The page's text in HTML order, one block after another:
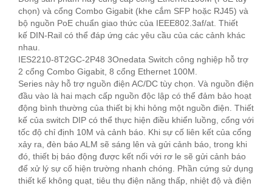
chọn) và cổng Combo Gigabit (khe cắm SFP hoặc RJ45) và
bộ nguồn PoE chuẩn giao thức của IEEE802.3af/at. Thiết
kế DIN-Rail có thể đáp ứng các yêu cầu của các cảnh khác
nhau.
IES2210-8T2GC-2P48 3Onedata Switch công nghiệp hỗ trợ
2 cổng Combo Gigabit, 8 cổng Ethernet 100M.
Series này hỗ trợ nguồn điện AC/DC tùy chọn. Và nguồn điện
đầu vào là hai mạch cấp nguồn độc lập có thể đảm bảo hoạt
động bình thường của thiết bị khi hỏng một nguồn điện. Thiết
kế của switch DIP có thể thực hiện điều khiển luồng, cổng với
tốc độ chỉ định 10M và cảnh báo. Khi sự cố liên kết của cổng
xảy ra, đèn báo ALM sẽ sáng lên và gửi cảnh báo, trong khi
đó, thiết bị báo động được kết nối với rơ le sẽ gửi cảnh báo
để xử lý sự cố hiện trường nhanh chóng. Phần cứng sử dụng
thiết kế không quạt, tiêu thụ điện năng thấp, nhiệt độ và điện